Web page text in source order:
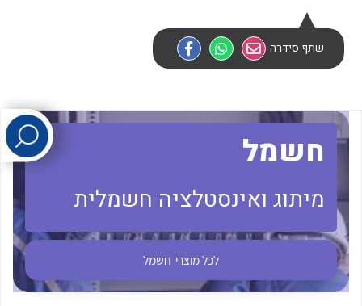
לכל מוצרי היצרן
לכל מוצרי היצרן לכל מוצרי היצרן
שתף סידרה
חשמל
מיתוג ואינסטלציה חשמלית
לכל מוצרי חשמל